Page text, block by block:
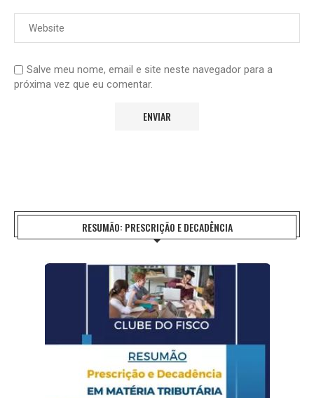
Salve meu nome, email e site neste navegador para a
próxima vez que eu comentar.
RESUMÃO: PRESCRIÇÃO E DECADÊNCIA